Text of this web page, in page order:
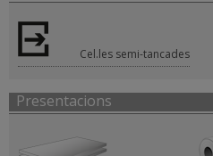
Cel.les semi-tancades
Presentacions